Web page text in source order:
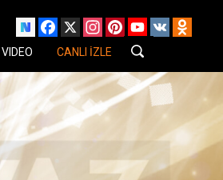
Facebook
X Instagram
PinterestYouTube
VK
VIDEO CANLI İZLE